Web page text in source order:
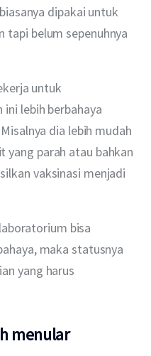
dipakai untuk
tapi belum sepenuhnya
untuk
lebih berbahaya
dia lebih mudah
yang parah atau bahkan
vaksinasi menjadi
bisa
maka statusnya
yang harus
menular